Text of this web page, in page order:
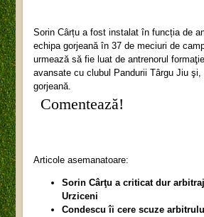
Sorin Cârțu a fost instalat în funcția de
echipa gorjeană în 37 de meciuri de
urmează să fie luat de antrenorul
avansate cu clubul Pandurii Târgu Jiu
gorjeană.
Comentează!
Articole asemanatoare:
Sorin Cârţu a criticat dur
Urziceni
Condescu îi cere scuze